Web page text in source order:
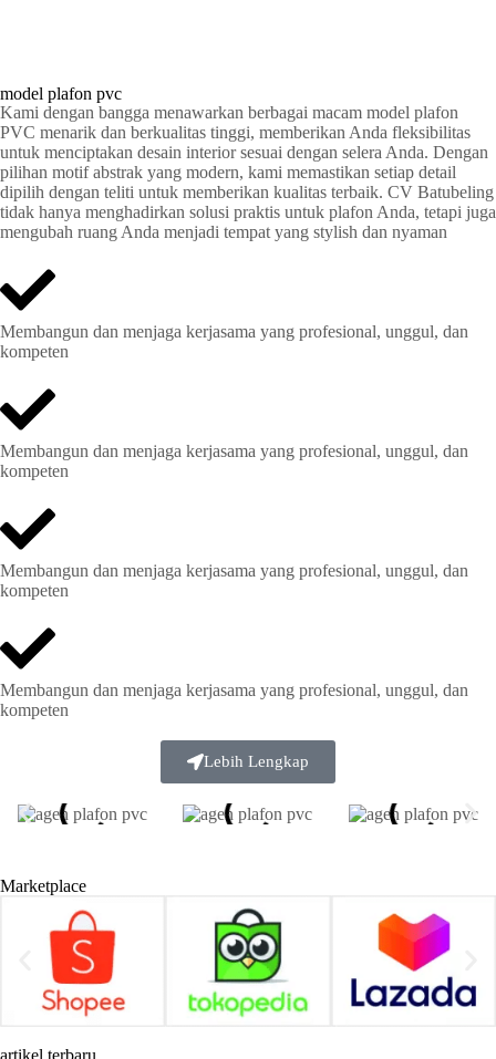
model plafon pvc
Kami dengan bangga menawarkan berbagai macam model plafon
PVC menarik dan berkualitas tinggi, memberikan Anda fleksibilitas
untuk menciptakan desain interior sesuai dengan selera Anda. Dengan
pilihan motif abstrak yang modern, kami memastikan setiap detail
dipilih dengan teliti untuk memberikan kualitas terbaik. CV Batubeling
tidak hanya menghadirkan solusi praktis untuk plafon Anda, tetapi juga
mengubah ruang Anda menjadi tempat yang stylish dan nyaman
Membangun dan menjaga kerjasama yang profesional, unggul, dan
kompeten
Membangun dan menjaga kerjasama yang profesional, unggul, dan
kompeten
Membangun dan menjaga kerjasama yang profesional, unggul, dan
kompeten
Membangun dan menjaga kerjasama yang profesional, unggul, dan
kompeten
Lebih Lengkap
Marketplace
artikel terbaru